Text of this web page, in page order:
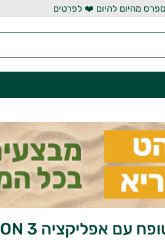
מהיום להיום ❤️ לפרטים